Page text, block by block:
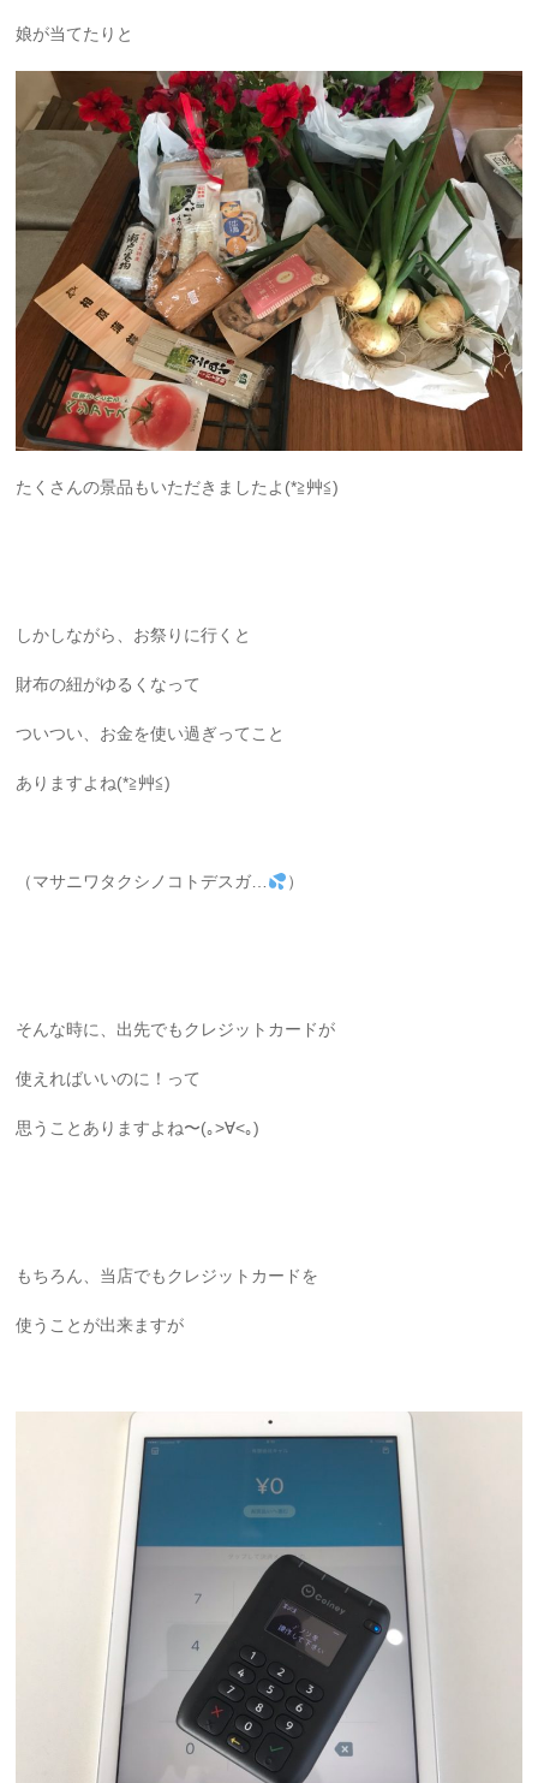
娘が当てたりと
たくさんの景品もいただきましたよ(*≧艸≦)
しかしながら、お祭りに行くと
財布の紐がゆるくなって
ついつい、お金を使い過ぎってこと
ありますよね(*≧艸≦)
（マサニワタクシノコトデスガ… ）
そんな時に、出先でもクレジットカードが
使えればいいのに！って
思うことありますよね〜(｡>∀<｡)
もちろん、当店でもクレジットカードを
使うことが出来ますが